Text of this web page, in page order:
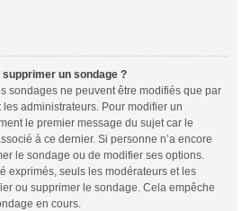
un sondage ?
sondages ne peuvent être modifiés que par
administrateurs. Pour modifier un
le premier message du sujet car le
à ce dernier. Si personne n’a encore
le sondage ou de modifier ses options.
exprimés, seuls les modérateurs et les
ou supprimer le sondage. Cela empêche
en cours.